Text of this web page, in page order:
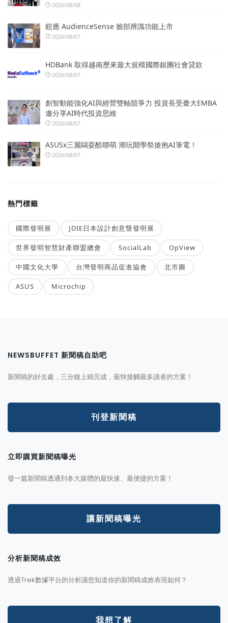
2026/08/08
鎧應 AudienceSense 臉部辨識功能上市
2026/08/07
HDBank 取得越南歷來最大規模國際銀團社會貸款
2026/08/07
創智動能強化AI與經營雙軸競爭力 投資長受臺大EMBA
邀分享AI時代投資思維
2026/08/07
ASUSx三麗鷗耍酷聯萌 潮玩開學祭搶抱AI筆電！
2026/08/07
熱門標籤
國際發明展 JDIE日本設計創意暨發明展
世界發明智慧財產聯盟總會 SocialLab OpView
中國文化大學 台灣發明商品促進協會 北市圖
ASUS Microchip
NEWSBUFFET 新聞稿自助吧
新聞稿的好去處，三分鐘上稿完成，最快接觸最多讀者的方案！
刊登新聞稿
立即購買新聞稿曝光
發一篇新聞稿透通到各大媒體的最快速、最便捷的方案！
讓新聞稿曝光
分析新聞稿成效
透過Trek數據平台的分析讓您知道你的新聞稿成效表現如何？
我想了解